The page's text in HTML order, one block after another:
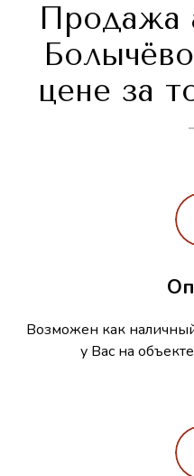
Продажа
цене за
Возможен как
у Вас на